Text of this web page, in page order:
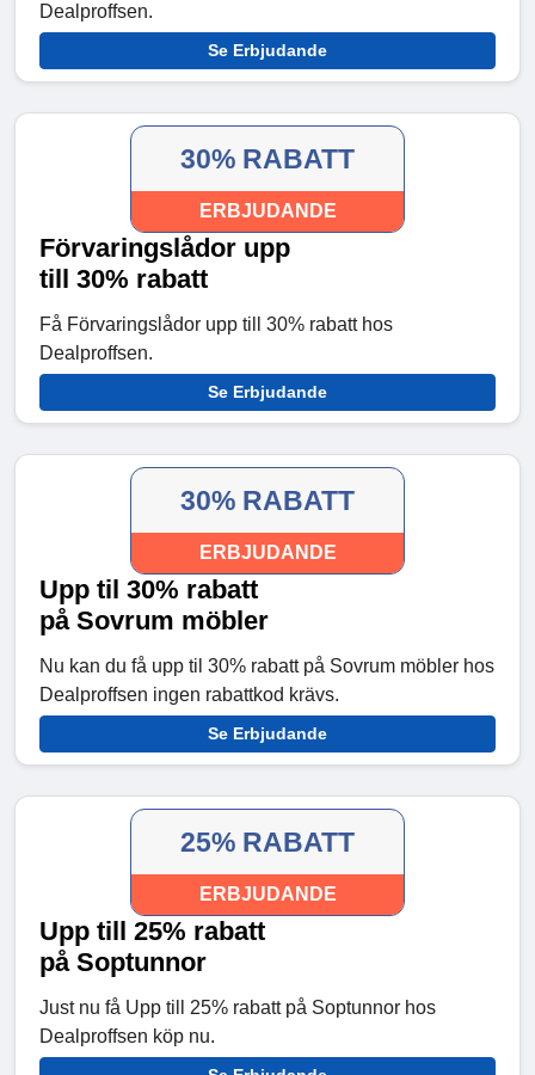
Dealproffsen.
Se Erbjudande
30% RABATT
ERBJUDANDE
Förvaringslådor upp
till 30% rabatt
Få Förvaringslådor upp till 30% rabatt hos
Dealproffsen.
Se Erbjudande
30% RABATT
ERBJUDANDE
Upp til 30% rabatt
på Sovrum möbler
Nu kan du få upp til 30% rabatt på Sovrum möbler hos
Dealproffsen ingen rabattkod krävs.
Se Erbjudande
25% RABATT
ERBJUDANDE
Upp till 25% rabatt
på Soptunnor
Just nu få Upp till 25% rabatt på Soptunnor hos
Dealproffsen köp nu.